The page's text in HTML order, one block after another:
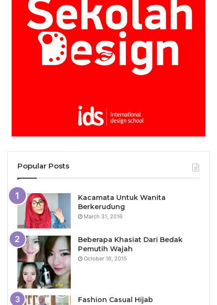
Popular Posts
Kacamata Untuk Wanita
Berkerudung
March 31, 2016
Beberapa Khasiat Dari Bedak
Pemutih Wajah
October 16, 2015
Fashion Casual Hijab